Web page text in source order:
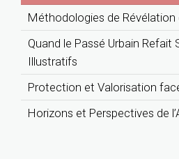
Méthodologies de Révélation
Quand le Passé Urbain Refait
Illustratifs
Protection et Valorisation
Horizons et Perspectives de